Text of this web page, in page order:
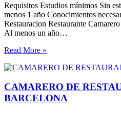
Requisitos Estudios mínimos Sin
menos 1 año Conocimientos
Restauracion Restaurante
Al menos un año…
Read More »
CAMARERO DE
BARCELONA